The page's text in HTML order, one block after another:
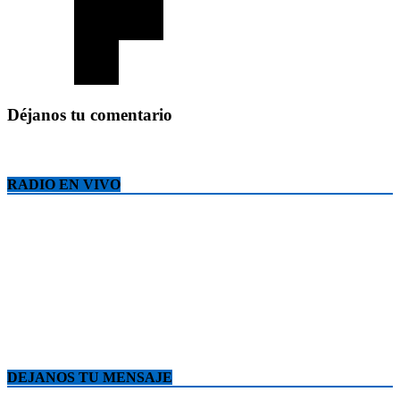
Déjanos tu comentario
RADIO EN VIVO
DEJANOS TU MENSAJE